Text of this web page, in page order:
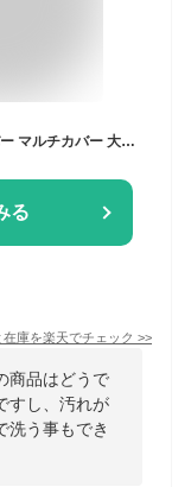
る
在庫を楽天でチェック >>
商品はどうで
すし、汚れが
洗う事もでき